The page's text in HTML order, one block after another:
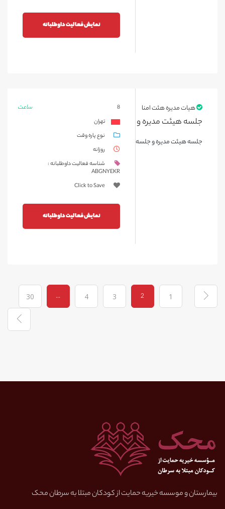
نمایش فعالیت داوطلبانه
هیات مدیره هئت امنا
جلسه هیئت مدیره و داوطلبان
جلسه هیئت مدیره و جلسه تصمیم در مورد اداره بخش داوطلبان
ساعت
8
تهران
نوع پاره وقت
روزانه
شناسه فعالیت داوطلبانه :
ABGNYEKR
Click to Save
نمایش فعالیت داوطلبانه
1
2
3
4
...
30
بیمارستان و موسسه خیریه حمایت از کودکان مبتلا به سرطان محک